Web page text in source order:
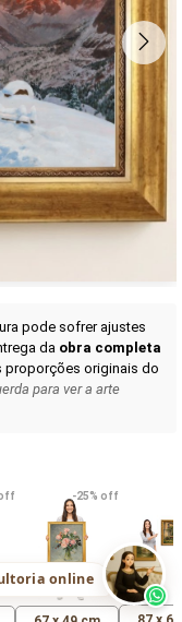
genialidade degrandes
e o requinte inconfundível
Canvas 100% Algodão
,
Pigmentação Mineral
ETERNA
vídeos nas redes
VER
Maria
uma Rosa
R$ 365,92
online
pode sofrer ajustes
da obra completa
proporções originais do
para ver a arte
-25% off